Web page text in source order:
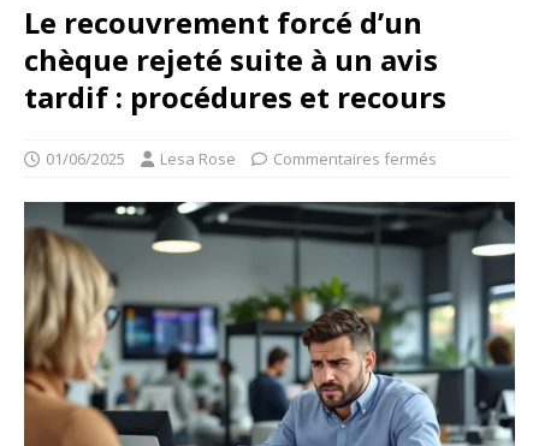
Le recouvrement forcé d’un
chèque rejeté suite à un avis
tardif : procédures et recours
01/06/2025 Lesa Rose Commentaires fermés